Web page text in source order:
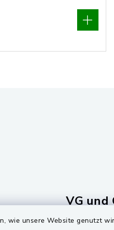
wie unsere Website genutzt
VG und
Markt